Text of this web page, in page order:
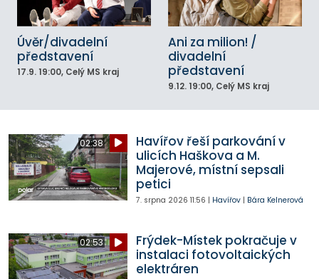
Úvěr/divadelní
představení
17.9. 19:00, Celý MS kraj
Ani za milion! /
divadelní
představení
9.12. 19:00, Celý MS kraj
02:38
Havířov řeší parkování v
ulicích Haškova a M.
Majerové, místní sepsali
petici
7. srpna 2026 11:56 | Havířov| Bára Kelnerová
02:53
Frýdek-Místek pokračuje v
instalaci fotovoltaických
elektráren